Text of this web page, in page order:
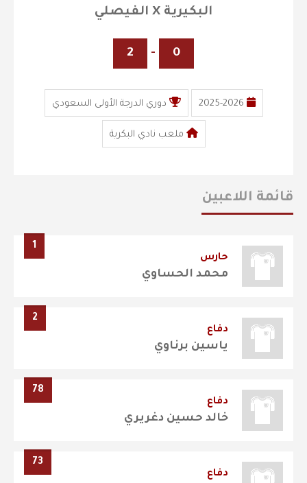
البكيرية X الفيصلي
0
-
2
2025-2026 دوري الدرجة الأولى السعودي
ملعب نادي البكرية
قائمة اللاعبين
1
حارس
محمد الحساوي
2
دفاع
ياسين برناوي
78
دفاع
خالد حسين دغريري
73
دفاع